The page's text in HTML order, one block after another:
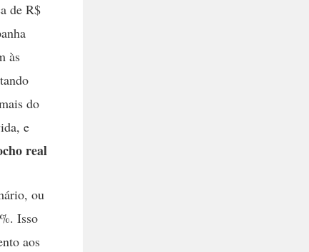
de R$
às
do
e
real
ou
Isso
aos